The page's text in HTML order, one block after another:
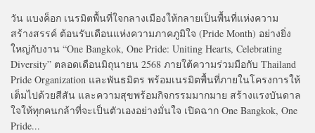
วัน แบงค็อก เนรมิตพื้นที่ใจกลางเมืองให้กลายเป็นพื้นที่แห่งความ
สร้างสรรค์ ต้อนรับเดือนแห่งความภาคภูมิใจ (Pride Month) อย่างยิ่ง
ใหญ่กับงาน “One Bangkok, One Pride: Uniting Hearts, Celebrating
Diversity” ตลอดเดือนมิถุนายน 2568 ภายใต้ความร่วมมือกับ Thailand
Pride Organization และพันธมิตร พร้อมเนรมิตพื้นที่ภายในโครงการให้
เต็มไปด้วยสีสัน และความสุขพร้อมกิจกรรมมากมาย สร้างแรงบันดาล
ใจให้ทุกคนกล้าที่จะเป็นตัวเองอย่างมั่นใจ เปิดฉาก One Bangkok, One
Pride...